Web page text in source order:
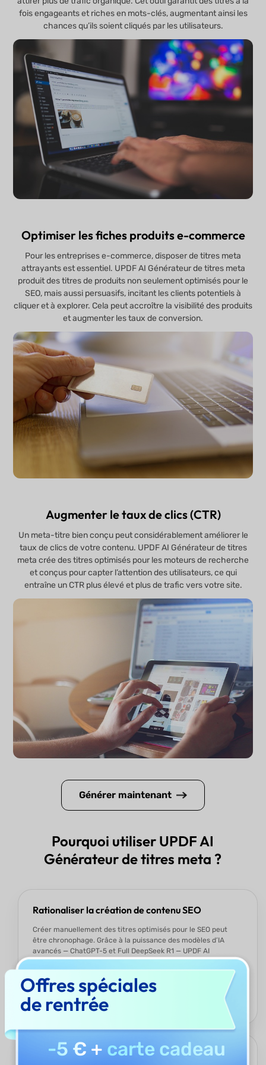
fois engageants et riches en mots-clés, augmentant ainsi les
chances qu’ils soient cliqués par les utilisateurs.
Optimiser les fiches produits e-commerce
Pour les entreprises e-commerce, disposer de titres meta
attrayants est essentiel. UPDF AI Générateur de titres meta
produit des titres de produits non seulement optimisés pour le
SEO, mais aussi persuasifs, incitant les clients potentiels à
cliquer et à explorer. Cela peut accroître la visibilité des produits
et augmenter les taux de conversion.
Augmenter le taux de clics (CTR)
Un meta-titre bien conçu peut considérablement améliorer le
taux de clics de votre contenu. UPDF AI Générateur de titres
meta crée des titres optimisés pour les moteurs de recherche
et conçus pour capter l’attention des utilisateurs, ce qui
entraîne un CTR plus élevé et plus de trafic vers votre site.
Générer maintenant
Pourquoi utiliser UPDF AI
Générateur de titres meta ?
Rationaliser la création de contenu SEO
Créer manuellement des titres optimisés pour le SEO peut
être chronophage. Grâce à la puissance des modèles d’IA
avancés — ChatGPT-5 et Full DeepSeek R1 — UPDF AI
Générateur de titres meta automatise ce processus,
permettant aux créateurs de contenu de générer rapidement
plusieurs variantes de titres. Cette efficacité leur permet de
se concentrer davantage sur la qualité et la stratégie du
contenu.
Garantir la cohérence de la marque
Offres spéciales
de rentrée
-5 € + carte cadeau